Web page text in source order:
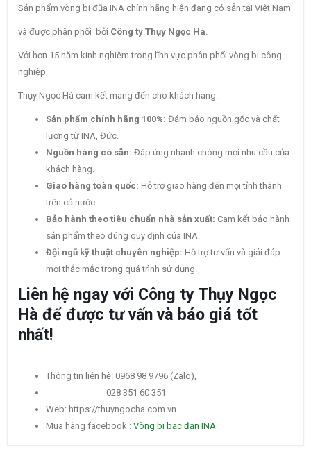
Sản phẩm vòng bi đũa INA chính hãng hiện đang có sẵn tại Việt Nam
và được phân phối bởi Công ty Thụy Ngọc Hà.
Với hơn 15 năm kinh nghiệm trong lĩnh vực phân phối vòng bi công
nghiệp,
Thụy Ngọc Hà cam kết mang đến cho khách hàng:
Sản phẩm chính hãng 100%: Đảm bảo nguồn gốc và chất
lượng từ INA, Đức.
Nguồn hàng có sẵn: Đáp ứng nhanh chóng mọi nhu cầu của
khách hàng.
Giao hàng toàn quốc: Hỗ trợ giao hàng đến mọi tỉnh thành
trên cả nước.
Bảo hành theo tiêu chuẩn nhà sản xuất: Cam kết bảo hành
sản phẩm theo đúng quy định của INA.
Đội ngũ kỹ thuật chuyên nghiệp: Hỗ trợ tư vấn và giải đáp
mọi thắc mắc trong quá trình sử dụng.
Liên hệ ngay với Công ty Thụy Ngọc
Hà để được tư vấn và báo giá tốt
nhất!
Thông tin liên hệ: 0968 98 9796 (Zalo),
028 351 60 351
Web: https://thuyngocha.com.vn
Mua hàng facebook : Vòng bi bạc đạn INA